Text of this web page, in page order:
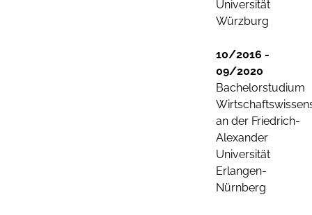
Universität
Würzburg
10/2016 -
09/2020
Bachelorstudium
an der Friedrich-
Alexander
Universität
Erlangen-
Nürnberg